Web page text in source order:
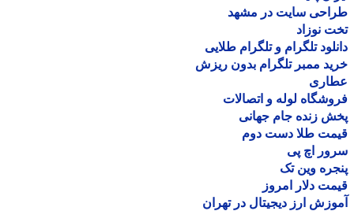
سایت در مشهد
نوزاد
تلگرام و تلگرام طلایی
ممبر تلگرام بدون ریزش
لوله و اتصالات
زنده جام جهانی
طلا دست دوم
اچ پی
وین تک
دلار امروز
ارز دیجیتال در تهران